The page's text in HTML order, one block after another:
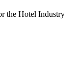
the Hotel Industry